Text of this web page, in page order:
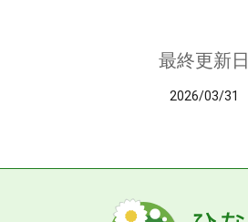
最終更新日
2026/03/31